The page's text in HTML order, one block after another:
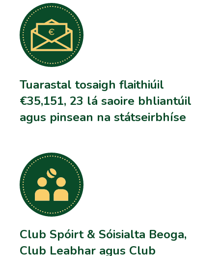
Tuarastal tosaigh flaithiúil
€35,151, 23 lá saoire bhliantúil
agus pinsean na státseirbhíse
Club Spóirt & Sóisialta Beoga,
Club Leabhar agus Club